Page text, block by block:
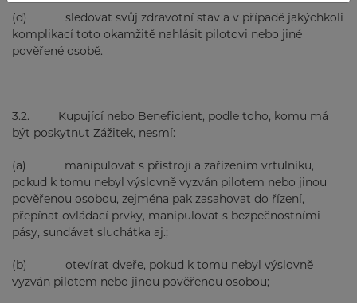
(d) sledovat svůj zdravotní stav a v případě jakýchkoli
komplikací toto okamžitě nahlásit pilotovi nebo jiné
pověřené osobě.
3.2. Kupující nebo Beneficient, podle toho, komu má
být poskytnut Zážitek, nesmí:
(a) manipulovat s přístroji a zařízením vrtulníku,
pokud k tomu nebyl výslovně vyzván pilotem nebo jinou
pověřenou osobou, zejména pak zasahovat do řízení,
přepínat ovládací prvky, manipulovat s bezpečnostními
pásy, sundávat sluchátka aj.;
(b) otevírat dveře, pokud k tomu nebyl výslovně
vyzván pilotem nebo jinou pověřenou osobou;